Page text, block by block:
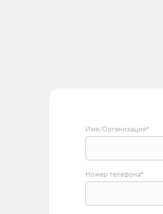
Имя/Организация*
Номер телефона*